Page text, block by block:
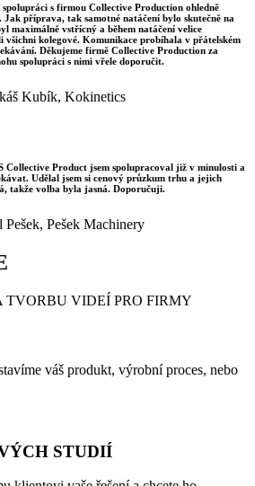
s firmou Collective Production ohledně
příprava, tak samotné natáčení bylo skutečně na
maximálně vstřícný a během natáčení velice
všichni kolegové. Komunikace probíhala v přátelském
Děkujeme firmě Collective Production za
spolupráci s nimi vřele doporučit.
Kubík, Kokinetics
Collective Product jsem spolupracoval již v minulosti a
Udělal jsem si cenový průzkum trhu a jejich
takže volba byla jasná. Doporučuji.
Pešek, Pešek Machinery
TVORBU VIDEÍ PRO FIRMY
váš produkt, výrobní proces, nebo
STUDIÍ